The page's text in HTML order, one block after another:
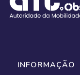
INFORMAÇÃO